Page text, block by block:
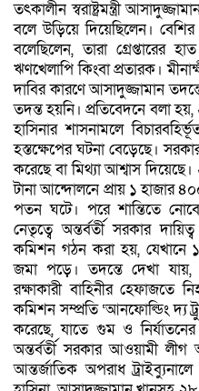
তৎকালীন স্বরাষ্ট্রমন্ত্রী
বলে উড়িয়ে দিয়েছিলেন।
বলেছিলেন, তারা গ্রেপ্তারের
ঋণখেলাপি কিংবা প্রতারক।
দাবির কারণে আসাদুজ্জামান
তদন্ত হয়নি। প্রতিবেদনে বলা
হাসিনার শাসনামলে
হস্তক্ষেপের ঘটনা বেড়েছে।
করেছে বা মিথ্যা আশ্বাস
টানা আন্দোলনে প্রায় ১ হাজার
পতন ঘটে। পরে শান্তিতে
নেতৃত্বে অন্তর্বর্তী সরকার
কমিশন গঠন করা হয়, যেখানে
জমা পড়ে। তদন্তে দেখা
রক্ষাকারী বাহিনীর হেফাজতে
কমিশন সম্প্রতি ‘আনফোল্ডিং দ্য
করেছে, যাতে গুম ও
অন্তর্বর্তী সরকার আওয়ামী
আন্তর্জাতিক অপরাধ